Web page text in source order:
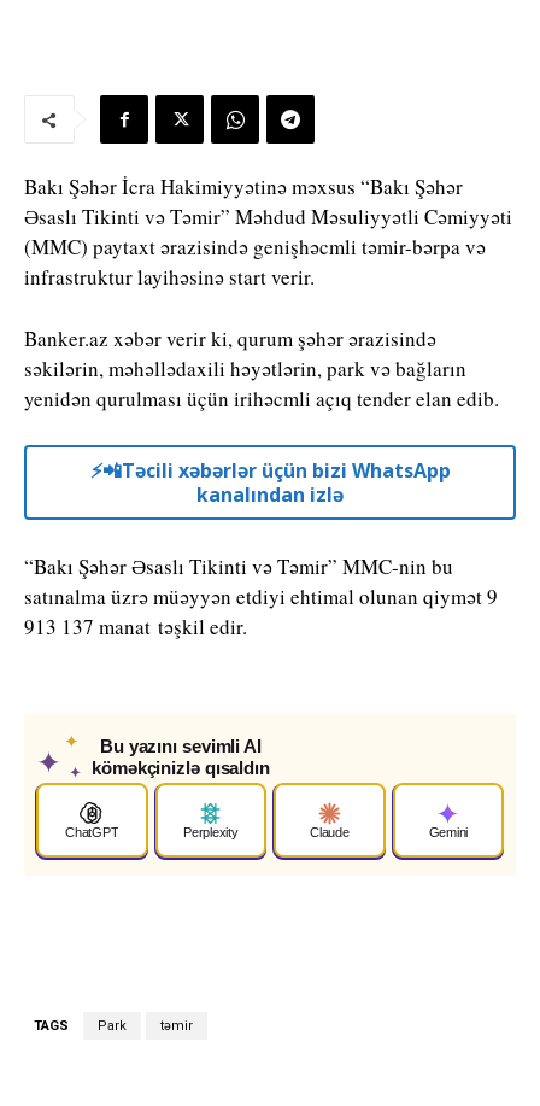
Bakı Şəhər İcra Hakimiyyətinə məxsus “Bakı Şəhər
Əsaslı Tikinti və Təmir” Məhdud Məsuliyyətli Cəmiyyəti
(MMC) paytaxt ərazisində genişhəcmli təmir-bərpa və
infrastruktur layihəsinə start verir.
Banker.az xəbər verir ki, qurum şəhər ərazisində
səkilərin, məhəllədaxili həyətlərin, park və bağların
yenidən qurulması üçün irihəcmli açıq tender elan edib.
⚡️📲Təcili xəbərlər üçün bizi WhatsApp
kanalından izlə
“Bakı Şəhər Əsaslı Tikinti və Təmir” MMC-nin bu
satınalma üzrə müəyyən etdiyi ehtimal olunan qiymət 9
913 137 manat təşkil edir.
✦
✦
✦
Bu yazını sevimli AI
köməkçinizlə qısaldın
ChatGPT Perplexity Claude Gemini
TAGS Park təmir